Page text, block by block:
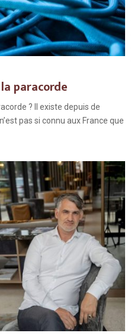
paracorde
? Il existe depuis de
pas si connu aux France que